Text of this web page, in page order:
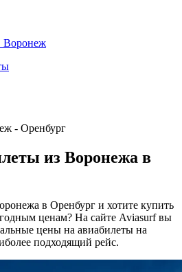
Воронеж
- Оренбург
из Воронежа в
в Оренбург и хотите купить
ценам? На сайте Aviasurf вы
цены на авиабилеты на
подходящий рейс.